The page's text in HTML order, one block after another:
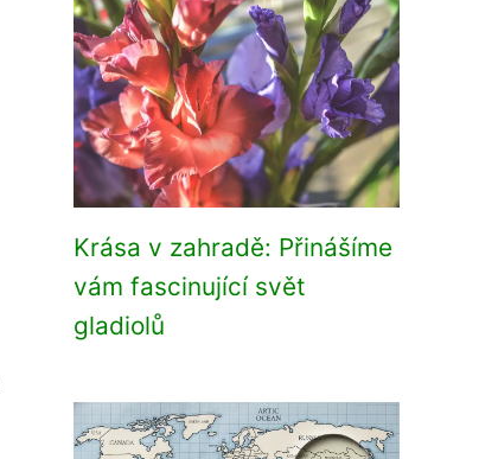
Krása v zahradě: Přinášíme
vám fascinující svět
gladiolů